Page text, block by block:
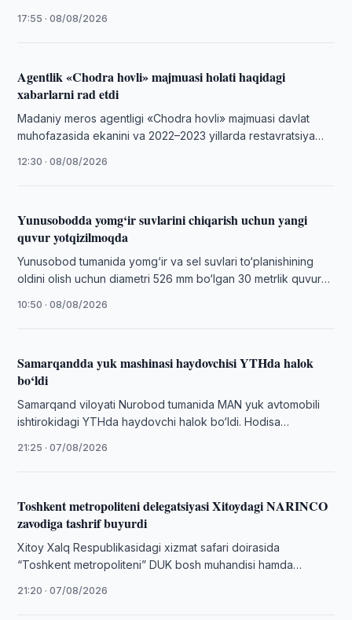
17:55 · 08/08/2026
Agentlik «Chodra hovli» majmuasi holati haqidagi
xabarlarni rad etdi
Madaniy meros agentligi «Chodra hovli» majmuasi davlat
muhofazasida ekanini va 2022–2023 yillarda restavratsiya
12:30 · 08/08/2026
Yunusobodda yomg‘ir suvlarini chiqarish uchun yangi
quvur yotqizilmoqda
Yunusobod tumanida yomg‘ir va sel suvlari to‘planishining
oldini olish uchun diametri 526 mm bo‘lgan 30 metrlik quvur
10:50 · 08/08/2026
Samarqandda yuk mashinasi haydovchisi YTHda halok
bo‘ldi
Samarqand viloyati Nurobod tumanida MAN yuk avtomobili
ishtirokidagi YTHda haydovchi halok bo‘ldi. Hodisa
21:25 · 07/08/2026
Toshkent metropoliteni delegatsiyasi Xitoydagi NARINCO
zavodiga tashrif buyurdi
Xitoy Xalq Respublikasidagi xizmat safari doirasida
“Toshkent metropoliteni” DUK bosh muhandisi hamda
avtonom rayonining Baotou …
21:20 · 07/08/2026